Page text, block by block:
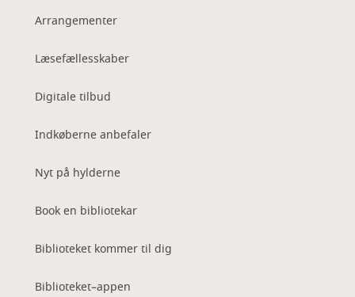
Arrangementer
Læsefællesskaber
Digitale tilbud
Indkøberne anbefaler
Nyt på hylderne
Book en bibliotekar
Biblioteket kommer til dig
Biblioteket–appen